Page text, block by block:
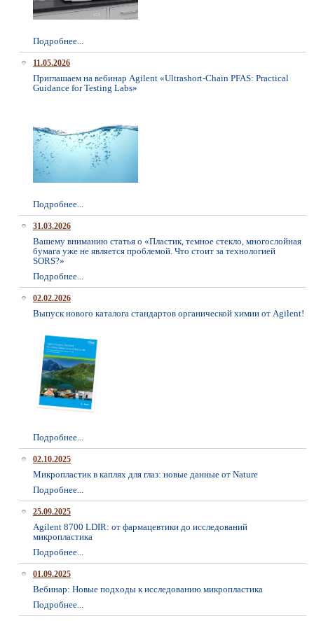
Подробнее...
11.05.2026
Приглашаем на вебинар Agilent «Ultrashort-Chain PFAS: Practical
Guidance for Testing Labs»
Подробнее...
31.03.2026
Вашему вниманию статья о «Пластик, темное стекло, многослойная
бумага уже не является проблемой. Что стоит за технологией
SORS?»
Подробнее...
02.02.2026
Выпуск нового каталога стандартов органической химии от Agilent!
Подробнее...
02.10.2025
Микропластик в каплях для глаз: новые данные от Nature
Подробнее...
25.09.2025
Agilent 8700 LDIR: от фармацевтики до исследований
микропластика
Подробнее...
01.09.2025
Вебинар: Новые подходы к исследованию микропластика
Подробнее...